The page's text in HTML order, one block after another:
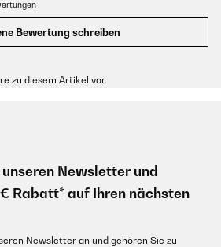
Bewertung schreiben
zu diesem Artikel vor.
Newsletter und
Rabatt* auf Ihren nächsten
Newsletter an und gehören Sie zu